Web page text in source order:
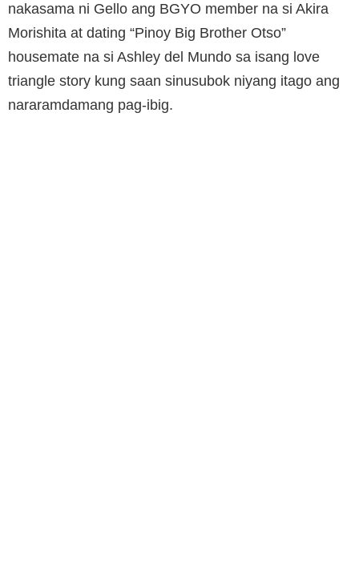
nakasama ni Gello ang BGYO member na si Akira
Morishita at dating “Pinoy Big Brother Otso”
housemate na si Ashley del Mundo sa isang love
triangle story kung saan sinusubok niyang itago ang
nararamdamang pag-ibig.